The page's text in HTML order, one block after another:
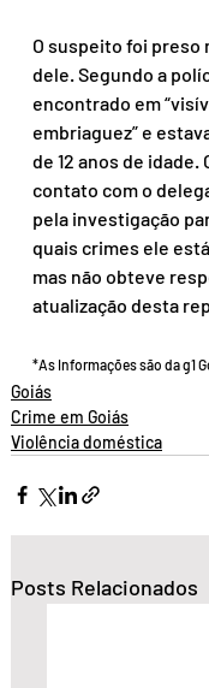
O suspeito foi preso
dele. Segundo a
encontrado em
embriaguez” e
de 12 anos de idade.
contato com o
pela investigação
quais crimes ele
mas não obteve
atualização desta
*As Informações são da g1
Goiás
Crime em Goiás
Violência doméstica
Posts Relacionados